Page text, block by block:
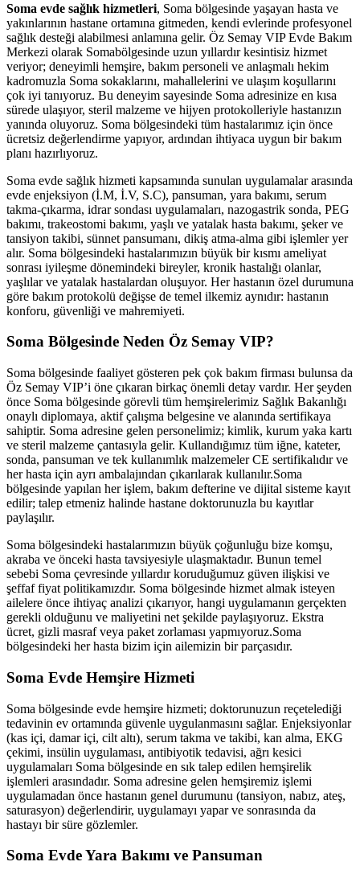
Soma evde sağlık hizmetleri, Soma bölgesinde yaşayan hasta ve
yakınlarının hastane ortamına gitmeden, kendi evlerinde profesyonel
sağlık desteği alabilmesi anlamına gelir. Öz Semay VIP Evde Bakım
Merkezi olarak Somabölgesinde uzun yıllardır kesintisiz hizmet
veriyor; deneyimli hemşire, bakım personeli ve anlaşmalı hekim
kadromuzla Soma sokaklarını, mahallelerini ve ulaşım koşullarını
çok iyi tanıyoruz. Bu deneyim sayesinde Soma adresinize en kısa
sürede ulaşıyor, steril malzeme ve hijyen protokolleriyle hastanızın
yanında oluyoruz. Soma bölgesindeki tüm hastalarımız için önce
ücretsiz değerlendirme yapıyor, ardından ihtiyaca uygun bir bakım
planı hazırlıyoruz.
Soma evde sağlık hizmeti kapsamında sunulan uygulamalar arasında
evde enjeksiyon (İ.M, İ.V, S.C), pansuman, yara bakımı, serum
takma-çıkarma, idrar sondası uygulamaları, nazogastrik sonda, PEG
bakımı, trakeostomi bakımı, yaşlı ve yatalak hasta bakımı, şeker ve
tansiyon takibi, sünnet pansumanı, dikiş atma-alma gibi işlemler yer
alır. Soma bölgesindeki hastalarımızın büyük bir kısmı ameliyat
sonrası iyileşme dönemindeki bireyler, kronik hastalığı olanlar,
yaşlılar ve yatalak hastalardan oluşuyor. Her hastanın özel durumuna
göre bakım protokolü değişse de temel ilkemiz aynıdır: hastanın
konforu, güvenliği ve mahremiyeti.
Soma Bölgesinde Neden Öz Semay VIP?
Soma bölgesinde faaliyet gösteren pek çok bakım firması bulunsa da
Öz Semay VIP’i öne çıkaran birkaç önemli detay vardır. Her şeyden
önce Soma bölgesinde görevli tüm hemşirelerimiz Sağlık Bakanlığı
onaylı diplomaya, aktif çalışma belgesine ve alanında sertifikaya
sahiptir. Soma adresine gelen personelimiz; kimlik, kurum yaka kartı
ve steril malzeme çantasıyla gelir. Kullandığımız tüm iğne, kateter,
sonda, pansuman ve tek kullanımlık malzemeler CE sertifikalıdır ve
her hasta için ayrı ambalajından çıkarılarak kullanılır.Soma
bölgesinde yapılan her işlem, bakım defterine ve dijital sisteme kayıt
edilir; talep etmeniz halinde hastane doktorunuzla bu kayıtlar
paylaşılır.
Soma bölgesindeki hastalarımızın büyük çoğunluğu bize komşu,
akraba ve önceki hasta tavsiyesiyle ulaşmaktadır. Bunun temel
sebebi Soma çevresinde yıllardır koruduğumuz güven ilişkisi ve
şeffaf fiyat politikamızdır. Soma bölgesinde hizmet almak isteyen
ailelere önce ihtiyaç analizi çıkarıyor, hangi uygulamanın gerçekten
gerekli olduğunu ve maliyetini net şekilde paylaşıyoruz. Ekstra
ücret, gizli masraf veya paket zorlaması yapmıyoruz.Soma
bölgesindeki her hasta bizim için ailemizin bir parçasıdır.
Soma Evde Hemşire Hizmeti
Soma bölgesinde evde hemşire hizmeti; doktorunuzun reçetelediği
tedavinin ev ortamında güvenle uygulanmasını sağlar. Enjeksiyonlar
(kas içi, damar içi, cilt altı), serum takma ve takibi, kan alma, EKG
çekimi, insülin uygulaması, antibiyotik tedavisi, ağrı kesici
uygulamaları Soma bölgesinde en sık talep edilen hemşirelik
işlemleri arasındadır. Soma adresine gelen hemşiremiz işlemi
uygulamadan önce hastanın genel durumunu (tansiyon, nabız, ateş,
saturasyon) değerlendirir, uygulamayı yapar ve sonrasında da
hastayı bir süre gözlemler.
Soma Evde Yara Bakımı ve Pansuman